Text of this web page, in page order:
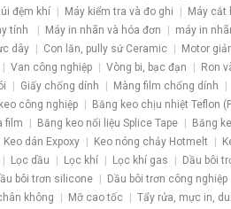
đệm khí Máy kiểm tra và đo ghi Máy cắt
tính Máy in nhãn và hóa đơn máy in
dây Con lăn, pully sứ Ceramic Motor
Van công nghiệp Vòng bi, bạc đạn Ron
Giấy chống dính Màng film chống dính
công nghiệp Băng keo chịu nhiệt Teflon
film Băng keo nối liệu Splice Tape Băng
Keo dán Expoxy Keo nóng chảy Hotmelt
Lọc dầu Lọc khí Lọc khí gas Dầu bôi
bôi trơn silicone Dầu bôi trơn công nghiệp
không Mỡ cao tốc Tẩy rửa, mực in,